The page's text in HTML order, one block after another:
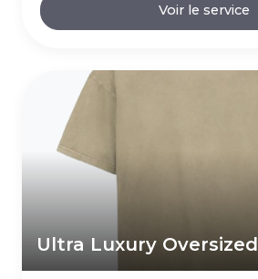
Voir le service
Ultra Luxury Oversized